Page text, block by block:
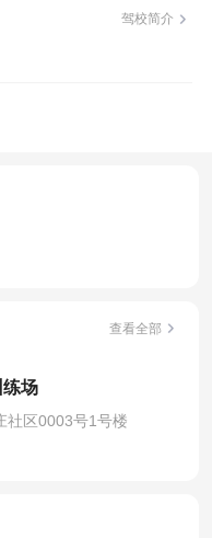
驾校简介
查看全部
场
社区0003号1号楼